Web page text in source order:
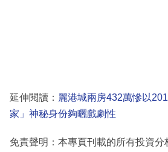
延伸閱讀： 麗港城兩房432萬慘以
家」神秘身份夠曬戲劇性
免責聲明：本專頁刊載的所有投資分